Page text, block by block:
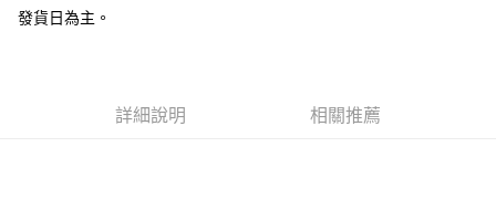
每筆NT$90，滿NT$3,000(含以上)免運費
發貨日為主。
詳細說明 相關推薦